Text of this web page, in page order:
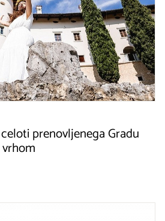
prenovljenega Gradu